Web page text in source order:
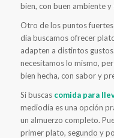
bien, con buen ambiente y
Otro de los puntos
día buscamos ofrecer
adapten a distintos
necesitamos lo mismo,
bien hecha, con sabor y
Si buscas comida para
mediodía es una opción
un almuerzo completo.
primer plato, segundo y